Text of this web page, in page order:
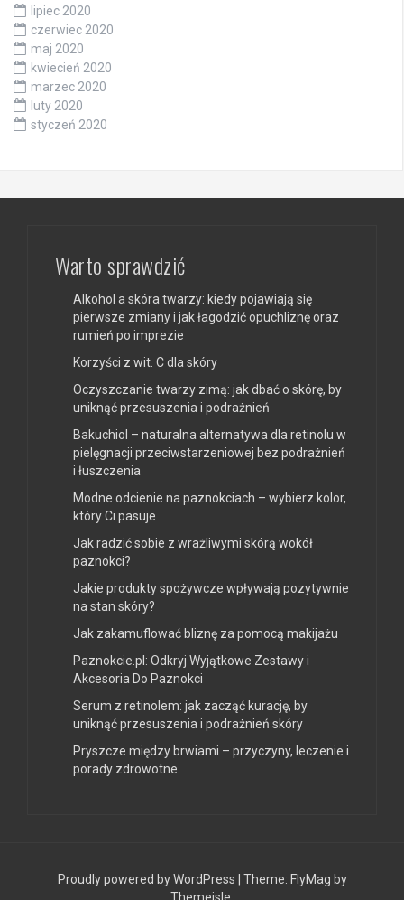
lipiec 2020
czerwiec 2020
maj 2020
kwiecień 2020
marzec 2020
luty 2020
styczeń 2020
Warto sprawdzić
Alkohol a skóra twarzy: kiedy pojawiają się
pierwsze zmiany i jak łagodzić opuchliznę oraz
rumień po imprezie
Korzyści z wit. C dla skóry
Oczyszczanie twarzy zimą: jak dbać o skórę, by
uniknąć przesuszenia i podrażnień
Bakuchiol – naturalna alternatywa dla retinolu w
pielęgnacji przeciwstarzeniowej bez podrażnień
i łuszczenia
Modne odcienie na paznokciach – wybierz kolor,
który Ci pasuje
Jak radzić sobie z wrażliwymi skórą wokół
paznokci?
Jakie produkty spożywcze wpływają pozytywnie
na stan skóry?
Jak zakamuflować bliznę za pomocą makijażu
Paznokcie.pl: Odkryj Wyjątkowe Zestawy i
Akcesoria Do Paznokci
Serum z retinolem: jak zacząć kurację, by
uniknąć przesuszenia i podrażnień skóry
Pryszcze między brwiami – przyczyny, leczenie i
porady zdrowotne
Proudly powered by WordPress Theme: FlyMag by
Themeisle.